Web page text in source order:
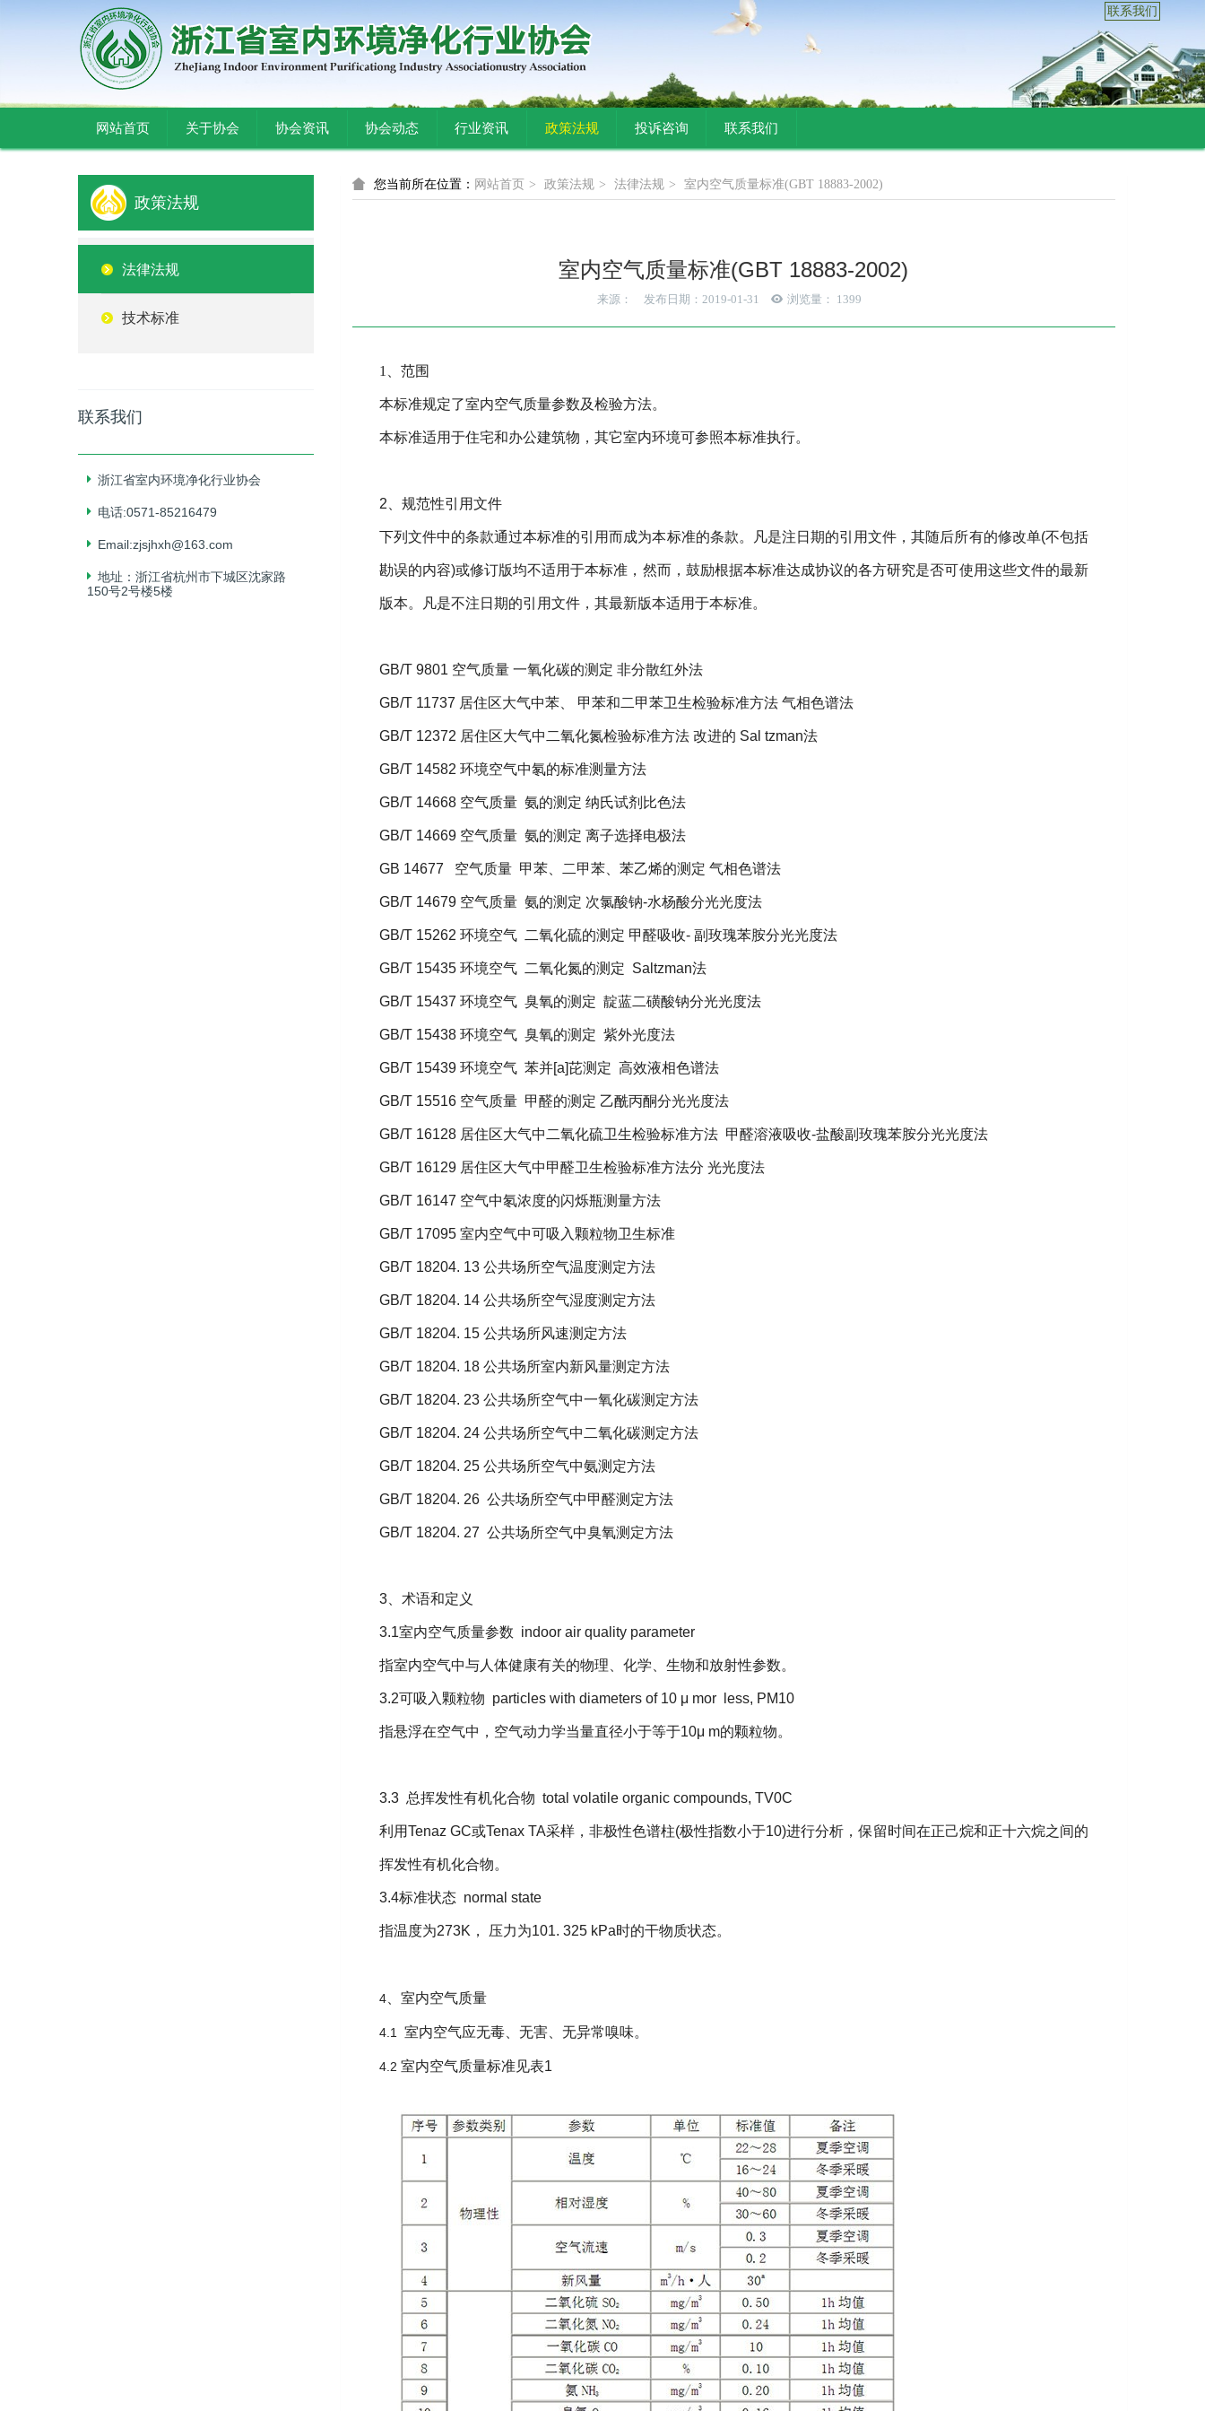
联系我们
网站首页 关于协会 协会资讯 协会动态 行业资讯 政策法规 投诉咨询 联系我们
政策法规
法律法规
技术标准
联系我们
浙江省室内环境净化行业协会
电话:0571-85216479
Email:zjsjhxh@163.com
地址：浙江省杭州市下城区沈家路
150号2号楼5楼
您当前所在位置： 网站首页 政策法规 法律法规 室内空气质量标准(GBT 18883-2002)
室内空气质量标准(GBT 18883-2002)
来源： 发布日期：2019-01-31 浏览量： 1399
1 范围
本标准规定了室内空气质量参数及检验方法。
本标准适用于住宅和办公建筑物，其它室内环境可参照本标准执行。
2 、规范性引用文件
下列文件中的条款通过本标准的引用而成为本标准的条款。凡是注日期的引用文件，其随后所有的修改单(不包括
勘误的内容)或修订版均不适用于本标准，然而，鼓励根据本标准达成协议的各方研究是否可使用这些文件的最新
版本。凡是不注日期的引用文件，其最新版本适用于本标准。
GB/T 9801 空气质量 一氧化碳的测定 非分散红外法
GB/T 11737 居住区大气中苯、 甲苯和二甲苯卫生检验标准方法 气相色谱法
GB/T 12372 居住区大气中二氧化氮检验标准方法 改进的 Sal tzman法
GB/T 14582 环境空气中氡的标准测量方法
GB/T 14668 空气质量 氨的测定 纳氏试剂比色法
GB/T 14669 空气质量 氨的测定 离子选择电极法
GB 14677 空气质量 甲苯、二甲苯、苯乙烯的测定 气相色谱法
GB/T 14679 空气质量 氨的测定 次氯酸钠-水杨酸分光光度法
GB/T 15262 环境空气 二氧化硫的测定 甲醛吸收- 副玫瑰苯胺分光光度法
GB/T 15435 环境空气 二氧化氮的测定 Saltzman法
GB/T 15437 环境空气 臭氧的测定 靛蓝二磺酸钠分光光度法
GB/T 15438 环境空气 臭氧的测定 紫外光度法
GB/T 15439 环境空气 苯并[a]芘测定 高效液相色谱法
GB/T 15516 空气质量 甲醛的测定 乙酰丙酮分光光度法
GB/T 16128 居住区大气中二氧化硫卫生检验标准方法 甲醛溶液吸收-盐酸副玫瑰苯胺分光光度法
GB/T 16129 居住区大气中甲醛卫生检验标准方法分 光光度法
GB/T 16147 空气中氡浓度的闪烁瓶测量方法
GB/T 17095 室内空气中可吸入颗粒物卫生标准
GB/T 18204. 13 公共场所空气温度测定方法
GB/T 18204. 14 公共场所空气湿度测定方法
GB/T 18204. 15 公共场所风速测定方法
GB/T 18204. 18 公共场所室内新风量测定方法
GB/T 18204. 23 公共场所空气中一氧化碳测定方法
GB/T 18204. 24 公共场所空气中二氧化碳测定方法
GB/T 18204. 25 公共场所空气中氨测定方法
GB/T 18204. 26 公共场所空气中甲醛测定方法
GB/T 18204. 27 公共场所空气中臭氧测定方法
3、术语和定义
3.1室内空气质量参数 indoor air quality parameter
指室内空气中与人体健康有关的物理、化学、生物和放射性参数。
3.2可吸入颗粒物 particles with diameters of 10 μ mor less, PM10
指悬浮在空气中，空气动力学当量直径小于等于10μ m的颗粒物。
3.3 总挥发性有机化合物 total volatile organic compounds, TV0C
利用Tenaz GC或Tenax TA采样，非极性色谱柱(极性指数小于10)进行分析，保留时间在正己烷和正十六烷之间的
挥发性有机化合物。
3.4标准状态normal state
指温度为273K ， 压力为101. 325 kPa时的干物质状态。
4、室内空气质量
4.1 室内空气应无毒、无害、无异常嗅味。
4.2 室内空气质量标准见表1